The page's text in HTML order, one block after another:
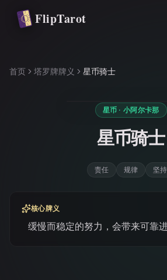
跳转到主要内容
FlipTarot
首页 塔罗牌牌义 星币骑士
星币 · 小阿尔卡那
星币骑士
责任 规律 坚持
核心牌义
缓慢而稳定的努力，会带来可靠